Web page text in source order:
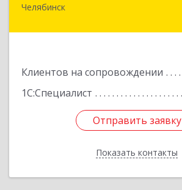
Челябинск
Клиентов на сопровождении
1С:Специалист
Отправить заявку
Показать контакты
Отправить заявку
Назад